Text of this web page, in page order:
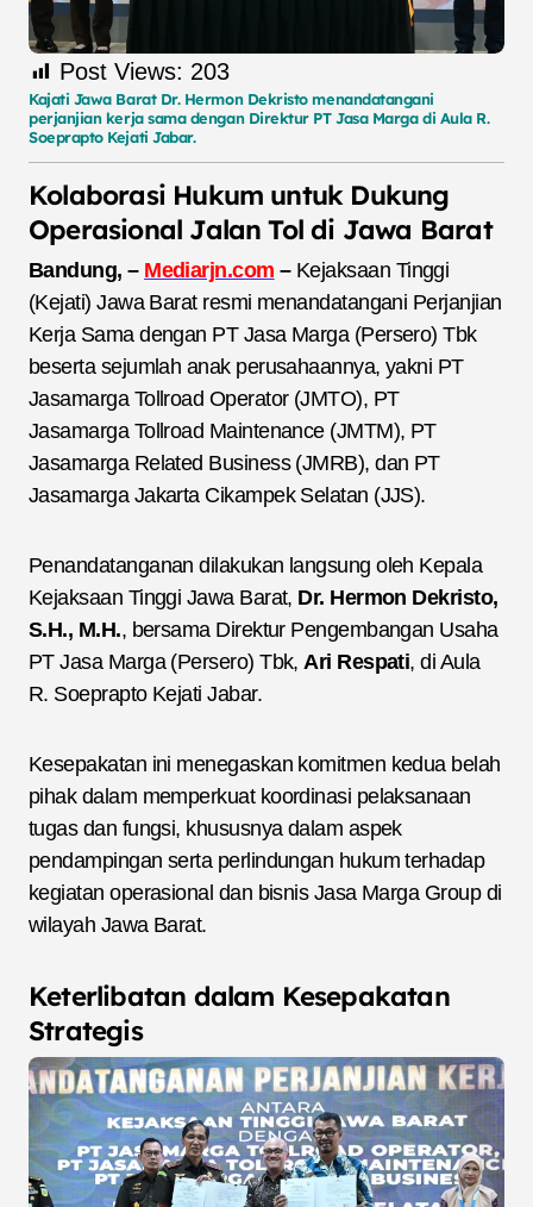
Post Views: 203
Kajati Jawa Barat Dr. Hermon Dekristo menandatangani
perjanjian kerja sama dengan Direktur PT Jasa Marga di Aula R.
Soeprapto Kejati Jabar.
Kolaborasi Hukum untuk Dukung
Operasional Jalan Tol di Jawa Barat
Bandung, – Mediarjn.com –Kejaksaan Tinggi
(Kejati) Jawa Barat resmi menandatangani Perjanjian
Kerja Sama dengan PT Jasa Marga (Persero) Tbk
beserta sejumlah anak perusahaannya, yakni PT
Jasamarga Tollroad Operator (JMTO), PT
Jasamarga Tollroad Maintenance (JMTM), PT
Jasamarga Related Business (JMRB), dan PT
Jasamarga Jakarta Cikampek Selatan (JJS).
Penandatanganan dilakukan langsung oleh Kepala
Kejaksaan Tinggi Jawa Barat, Dr. Hermon Dekristo,
S.H., M.H., bersama Direktur Pengembangan Usaha
PT Jasa Marga (Persero) Tbk,Ari Respati, di Aula
R. Soeprapto Kejati Jabar.
Kesepakatan ini menegaskan komitmen kedua belah
pihak dalam memperkuat koordinasi pelaksanaan
tugas dan fungsi, khususnya dalam aspek
pendampingan serta perlindungan hukum terhadap
kegiatan operasional dan bisnis Jasa Marga Group di
wilayah Jawa Barat.
Keterlibatan dalam Kesepakatan
Strategis